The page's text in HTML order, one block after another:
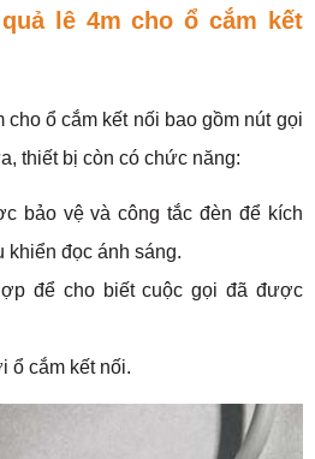
lê 4m cho ổ cắm kết
cho ổ cắm kết nối bao gồm nút gọi
thiết bị còn có chức năng:
bảo vệ và công tắc đèn để kích
khiển đọc ánh sáng.
để cho biết cuộc gọi đã được
ổ cắm kết nối.